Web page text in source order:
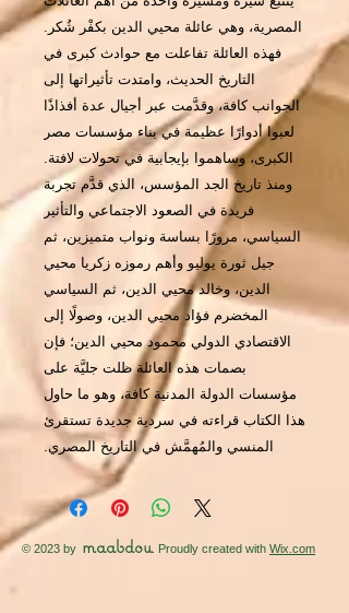
المصرية، وهي عائلة محيي الدين بكفْر شُكر.
فهذه العائلة تفاعلت مع حوادث كبرى في
التاريخ الحديث، وامتدت تأثيراتها إلى
الجوانب كافة، وقدَّمت عبر أجيال عدة أفذاذًا
لعبوا أدوارًا عظيمة في بناء مؤسسات مصر
الكبرى، وساهموا بإيجابية في تحولات لافتة.
ومنذ تاريخ الجد المؤسس، الذي قدَّم تجربة
فريدة في الصعود الاجتماعي والتأثير
السياسي، مرورًا بساسة ونواب متميزين، ثم
جيل ثورة يوليو وأهم رموزه زكريا محيي
الدين، وخالد محيي الدين، ثم السياسي
المخضرم فؤاد محيي الدين، وصولًا إلى
الاقتصادي الدولي محمود محيي الدين؛ فإن
بصمات هذه العائلة ظلت جليَّة على
مؤسسات الدولة المدنية كافة، وهو ما حاول
هذا الكتاب قراءته في سردية جديدة تستقرئ
المنسي والمُهمَّش في التاريخ المصري.
© 2023 by maabdou. Proudly created with Wix.com